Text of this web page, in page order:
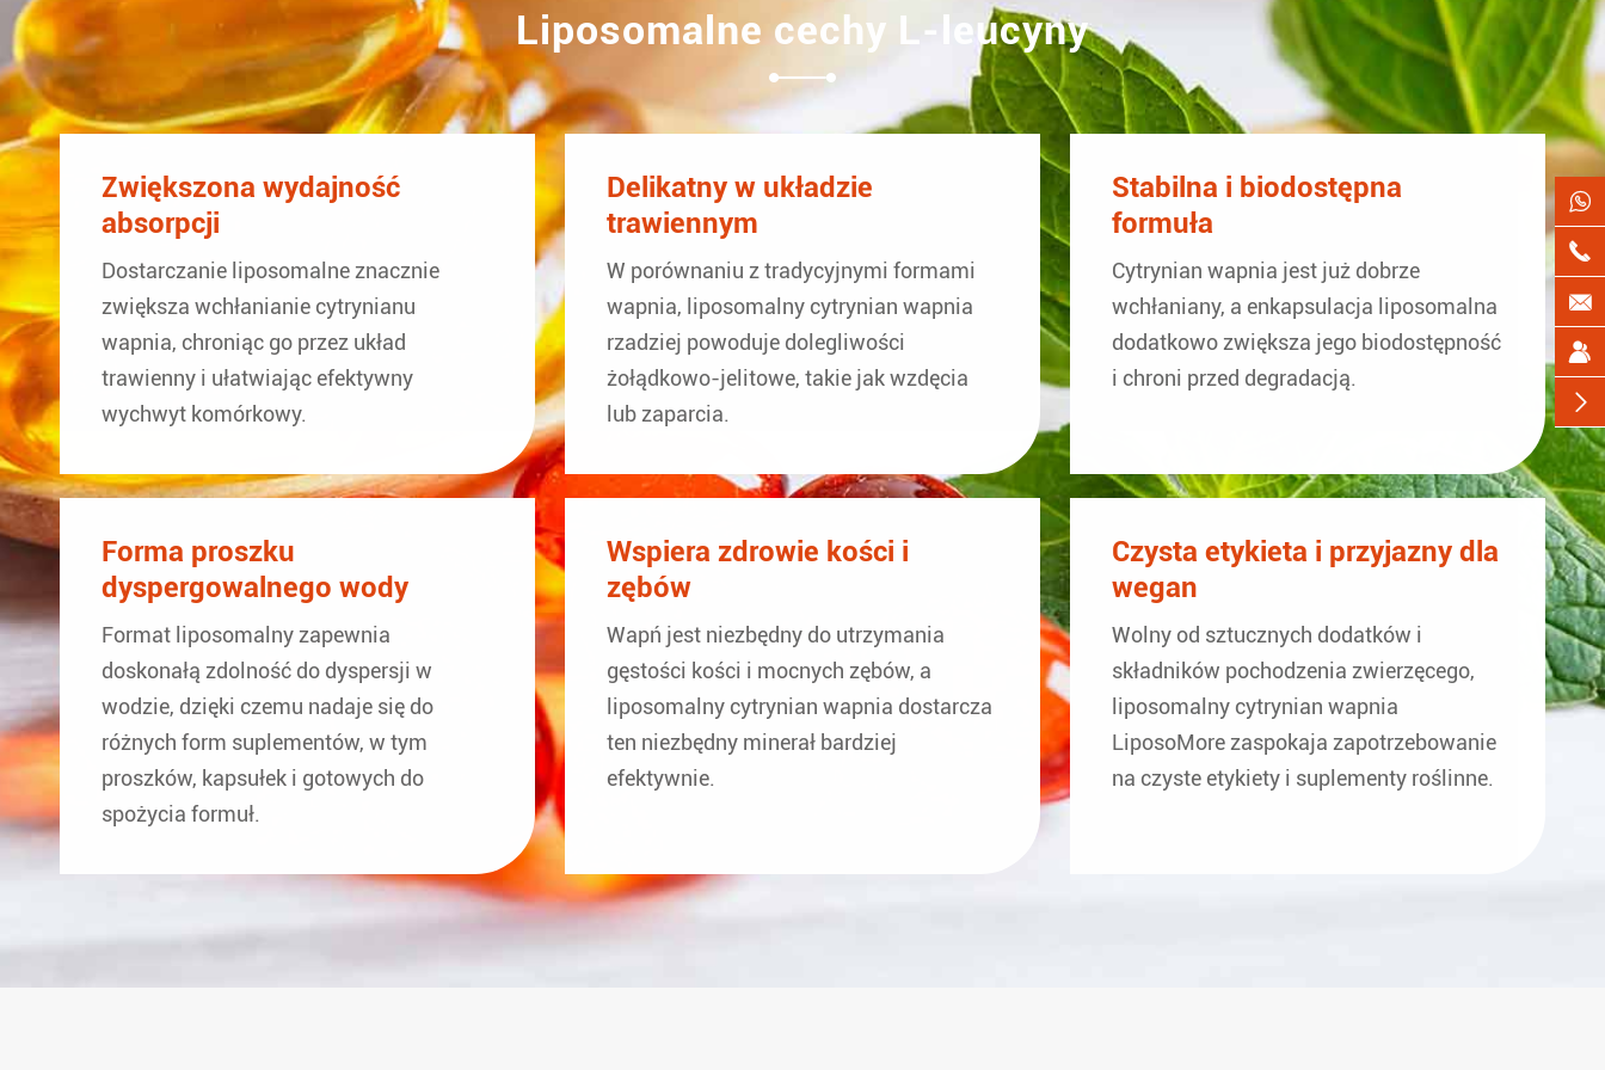
Liposomalne cechy L-leucyny
Zwiększona wydajność
absorpcji
Dostarczanie liposomalne znacznie
zwiększa wchłanianie cytrynianu
wapnia, chroniąc go przez układ
trawienny i ułatwiając efektywny
wychwyt komórkowy.
Delikatny w układzie
trawiennym
W porównaniu z tradycyjnymi formami
wapnia, liposomalny cytrynian wapnia
rzadziej powoduje dolegliwości
żołądkowo-jelitowe, takie jak wzdęcia
lub zaparcia.
Stabilna i biodostępna
formuła
Cytrynian wapnia jest już dobrze
wchłaniany, a enkapsulacja liposomalna
dodatkowo zwiększa jego biodostępność
i chroni przed degradacją.
Forma proszku
dyspergowalnego wody
Format liposomalny zapewnia
doskonałą zdolność do dyspersji w
wodzie, dzięki czemu nadaje się do
różnych form suplementów, w tym
proszków, kapsułek i gotowych do
spożycia formuł.
Wspiera zdrowie kości i
zębów
Wapń jest niezbędny do utrzymania
gęstości kości i mocnych zębów, a
liposomalny cytrynian wapnia dostarcza
ten niezbędny minerał bardziej
efektywnie.
Czysta etykieta i przyjazny dla
wegan
Wolny od sztucznych dodatków i
składników pochodzenia zwierzęcego,
liposomalny cytrynian wapnia
LiposoMore zaspokaja zapotrzebowanie
na czyste etykiety i suplementy roślinne.




